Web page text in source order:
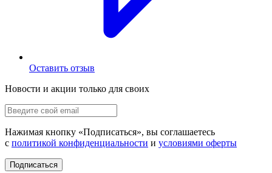
Оставить отзыв
Новости и акции только для своих
Нажимая кнопку «Подписаться», вы соглашаетесь
с политикой конфиденциальности и условиями оферты
Подписаться